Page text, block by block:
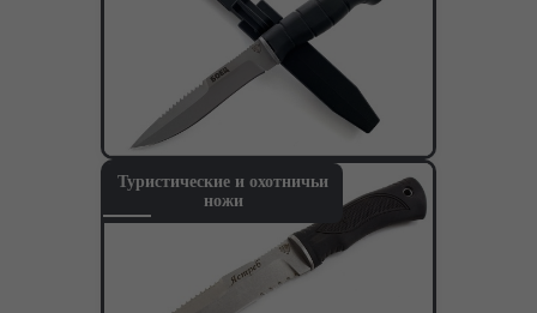
Туристические и охотничьи
ножи